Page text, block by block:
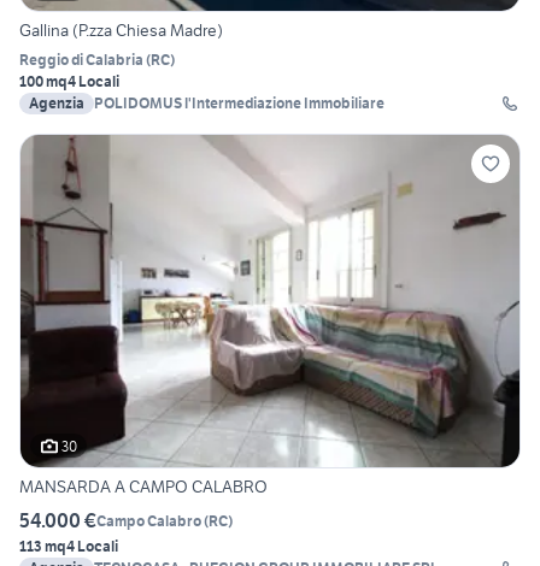
Gallina (P.zza Chiesa Madre)
Reggio di Calabria (RC)
100 mq4 Locali
Agenzia
POLIDOMUS l'Intermediazione Immobiliare
30
MANSARDA A CAMPO CALABRO
54.000 €Campo Calabro(RC)
113 mq4 Locali